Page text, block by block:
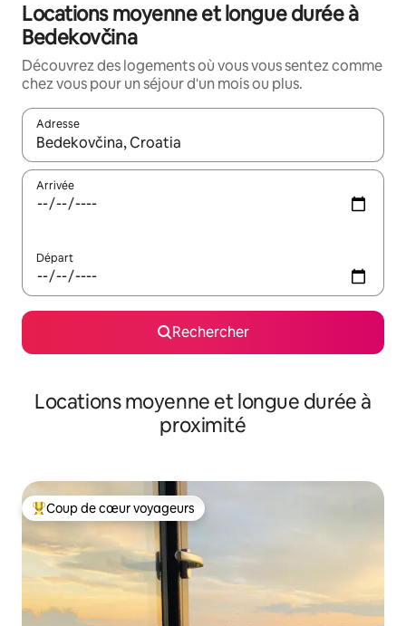
Locations moyenne et longue durée à
Bedekovčina
Découvrez des logements où vous vous sentez comme
chez vous pour un séjour d'un mois ou plus.
Adresse
Lorsque les résultats s'affichent, utilisez les flèches vers le
Arrivée
Départ
Rechercher
Locations moyenne et longue durée à
proximité
Coups de cœur voyageurs les plus appréciés
Coup de cœur voyageurs